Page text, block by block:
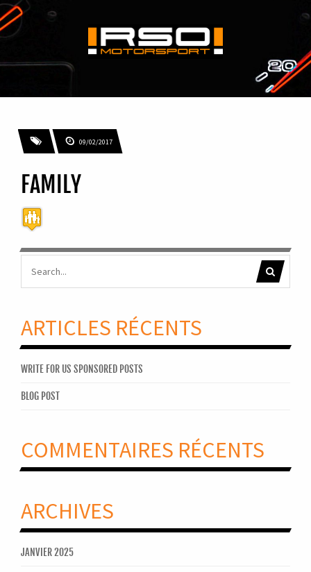
09/02/2017
FAMILY
ARTICLES RÉCENTS
WRITE FOR US SPONSORED POSTS
BLOG POST
COMMENTAIRES RÉCENTS
ARCHIVES
JANVIER 2025